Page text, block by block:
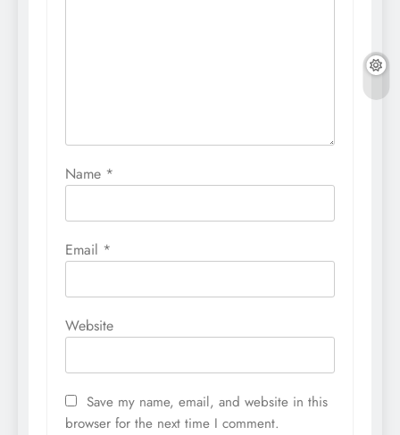
Name *
Email *
Website
Save my name, email, and website in this
browser for the next time I comment.